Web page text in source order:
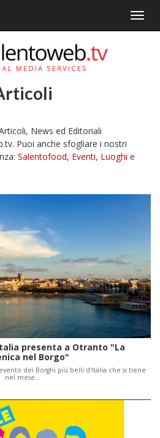
News ed Editoriali
Puoi anche sfogliare i nostri
Salentofood, Eventi, Luoghi e
presenta a Otranto "La
nel Borgo"
dei Borghi più belli d’Italia che si tiene
nel mese…